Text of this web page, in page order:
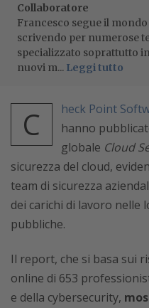
Collaboratore
Francesco segue il
scrivendo per numerose
specializzato soprattutto
nuovi m... Leggi tutto
C heck Point
hanno
globale Cloud
sicurezza del cloud,
team di sicurezza
dei carichi di lavoro nelle
pubbliche.
Il report, che si basa sui
online di 653
e della cybersecurity,